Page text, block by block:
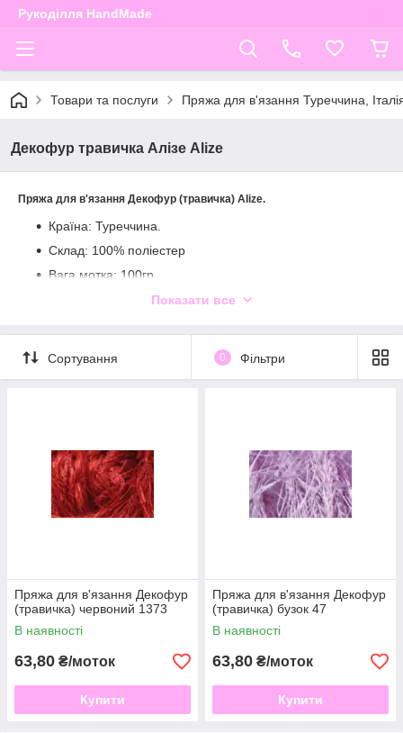
Рукоділля HandMade
Товари та послуги Пряжа для в'язання Туреччина,
Декофур травичка Алізе Alize
Пряжа для в'язання Декофур (травичка) Alize.
Країна: Туреччина.
Склад: 100% поліестер
Вага мотка: 100гр.
моделі з ефектом хутра, її використовують для обробки
Догляд: ручне прання при температурі до 300. Сушити на
горизонтальній поверхні.
Рекомендовані спиці: 3,5 ― 4,5 мм.
Показати все
Сортування 0 Фільтри
Пряжа для в'язання Декофур
(травичка) червоний 1373
В наявності
63,80 ₴/моток
Купити
Пряжа для в'язання Декофур
(травичка) бузок 47
В наявності
63,80 ₴/моток
Купити